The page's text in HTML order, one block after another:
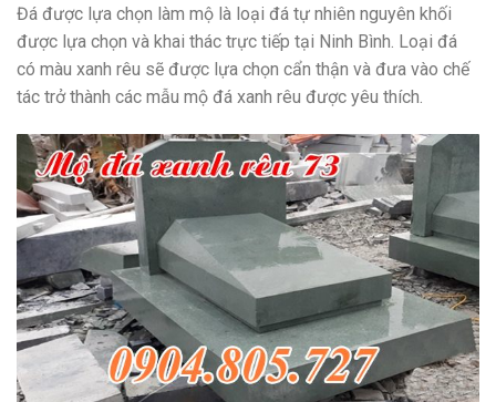
Đá được lựa chọn làm mộ là loại đá tự nhiên nguyên khối
được lựa chọn và khai thác trực tiếp tại Ninh Bình. Loại đá
có màu xanh rêu sẽ được lựa chọn cẩn thận và đưa vào chế
tác trở thành các mẫu mộ đá xanh rêu được yêu thích.